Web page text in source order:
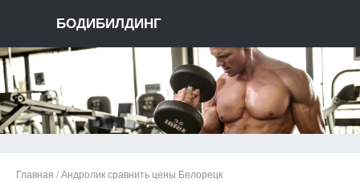
БОДИБИЛДИНГ
Главная / Андролик сравнить цены Белорецк